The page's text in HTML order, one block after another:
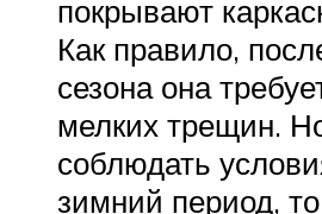
покрывают
Как правило,
сезона она
мелких трещин.
соблюдать
зимний период,